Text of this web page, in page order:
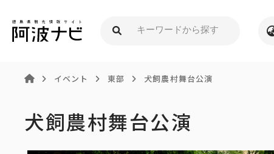
イベント 東部 犬飼農村舞台公演
犬飼農村舞台公演